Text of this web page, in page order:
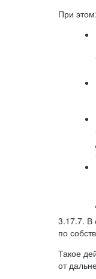
При этом:
3.17.7. В
по
Такое
от